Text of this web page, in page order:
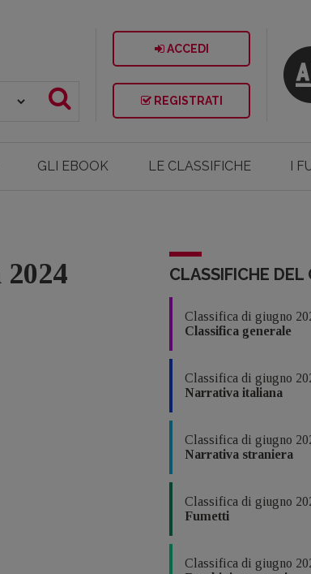
ACCEDI
REGISTRATI
GLI EBOOK LE CLASSIFICHE I
CLASSIFICHE DEL
Classifica di giugno
Classifica generale
Classifica di giugno
Narrativa italiana
Classifica di giugno
Narrativa straniera
Classifica di giugno
Fumetti
Classifica di giugno